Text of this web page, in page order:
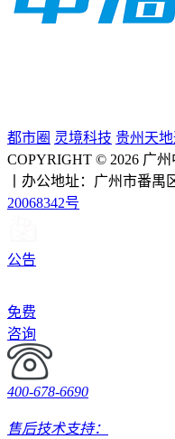
都市圈 灵境科技 贵州天地
COPYRIGHT © 2026 广
丨办公地址：广州市番禺
20068342号
公告
免费
咨询
400-678-6690
售后技术支持：